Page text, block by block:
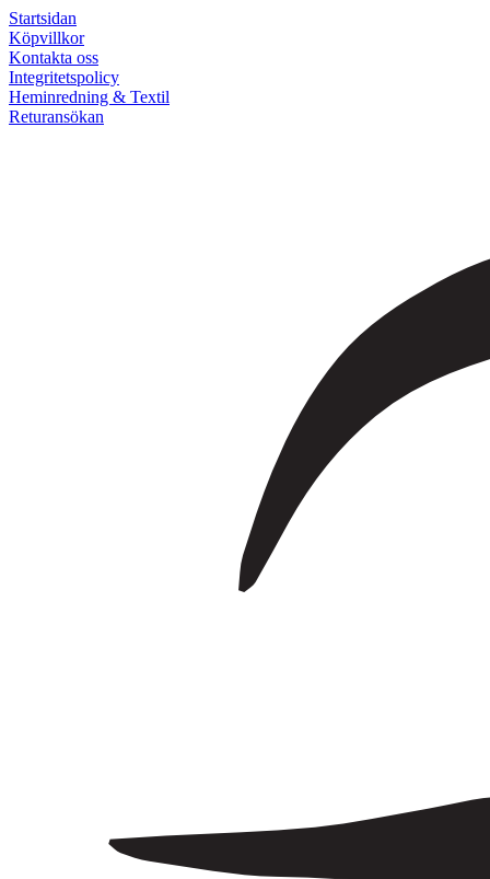
Startsidan
Köpvillkor
Kontakta oss
Integritetspolicy
Heminredning & Textil
Returansökan